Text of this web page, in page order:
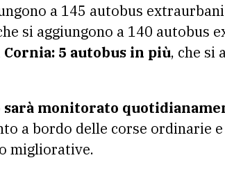
a 145 autobus
si aggiungono a 140 autobus
5 autobus in più, che si
sarà monitorato
a bordo delle corse ordinarie
migliorative.